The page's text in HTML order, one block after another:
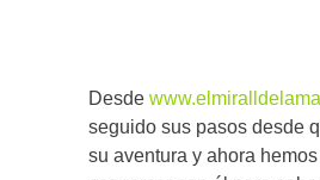
Desde
seguido sus pasos desde
su aventura y ahora